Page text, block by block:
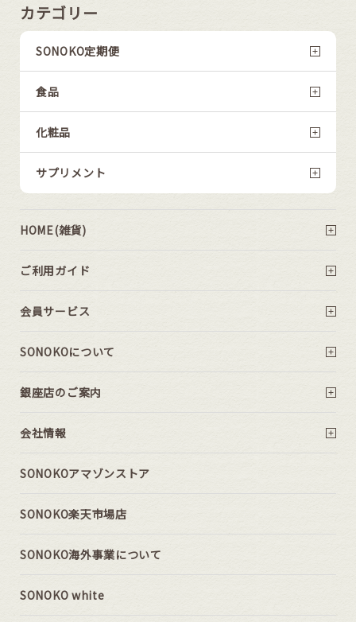
カテゴリー
SONOKO定期便
食品
化粧品
サプリメント
HOME(雑貨)
ご利用ガイド
会員サービス
SONOKOについて
銀座店のご案内
会社情報
SONOKOアマゾンストア
SONOKO楽天市場店
SONOKO海外事業について
SONOKO white